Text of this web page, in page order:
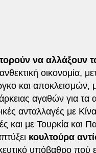
να αλλάξουν
οικονομία,
και αποκλεισμών,
αγαθών για τα
ανταλλαγές με
και με Τουρκία και
κουλτούρα
υπόβαθρο πού